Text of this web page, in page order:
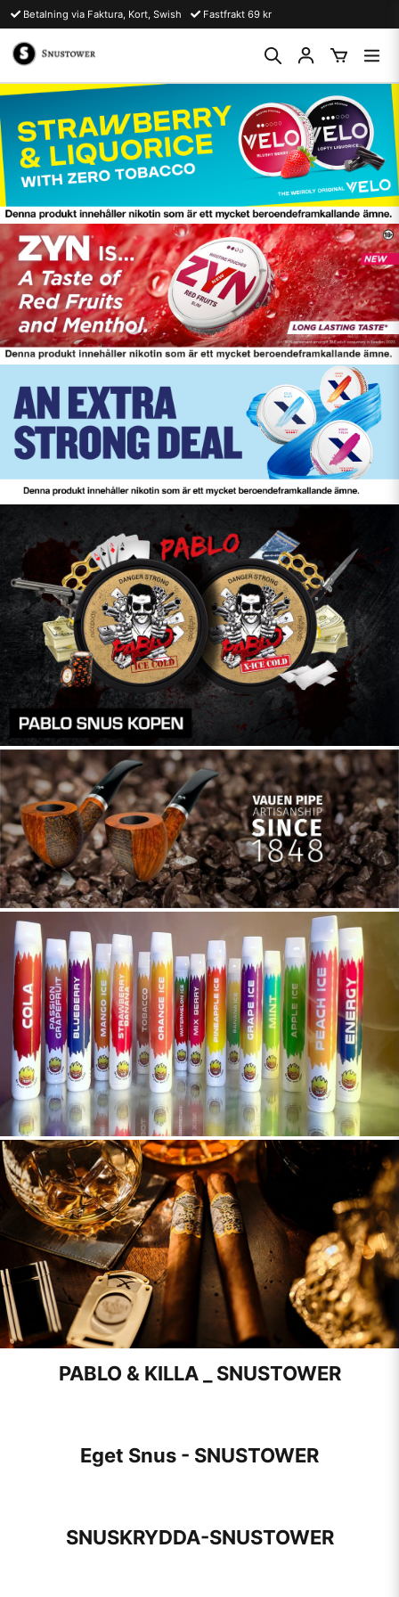
Betalning via Faktura, Kort, Swish Fastfrakt 69 kr
PABLO & KILLA _ SNUSTOWER
Eget Snus - SNUSTOWER
SNUSKRYDDA-SNUSTOWER